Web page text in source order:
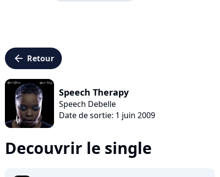
arrow_left Retour
Speech Therapy
Speech Debelle
Date de sortie: 1 juin 2009
Decouvrir le single